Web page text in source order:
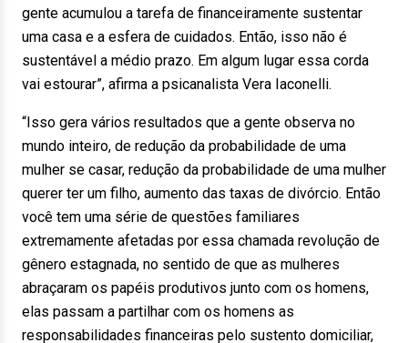
gente acumulou a tarefa de financeiramente sustentar
uma casa e a esfera de cuidados. Então, isso não é
sustentável a médio prazo. Em algum lugar essa corda
vai estourar”, afirma a psicanalista Vera Iaconelli.
“Isso gera vários resultados que a gente observa no
mundo inteiro, de redução da probabilidade de uma
mulher se casar, redução da probabilidade de uma mulher
querer ter um filho, aumento das taxas de divórcio. Então
você tem uma série de questões familiares
extremamente afetadas por essa chamada revolução de
gênero estagnada, no sentido de que as mulheres
abraçaram os papéis produtivos junto com os homens,
elas passam a partilhar com os homens as
responsabilidades financeiras pelo sustento domiciliar,